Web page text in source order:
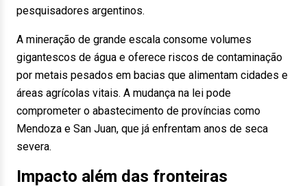
pesquisadores argentinos.
A mineração de grande escala consome volumes
gigantescos de água e oferece riscos de contaminação
por metais pesados em bacias que alimentam cidades e
áreas agrícolas vitais. A mudança na lei pode
comprometer o abastecimento de províncias como
Mendoza e San Juan, que já enfrentam anos de seca
severa.
Impacto além das fronteiras